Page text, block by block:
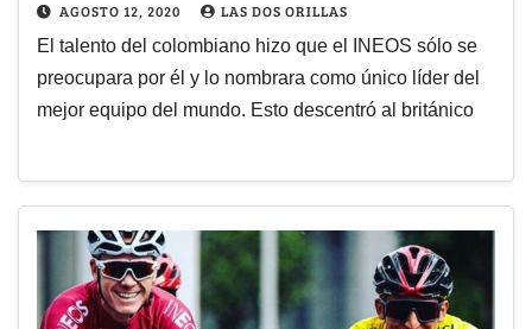
AGOSTO 12, 2020 LAS DOS ORILLAS
El talento del colombiano hizo que el INEOS sólo se
preocupara por él y lo nombrara como único líder del
mejor equipo del mundo. Esto descentró al británico